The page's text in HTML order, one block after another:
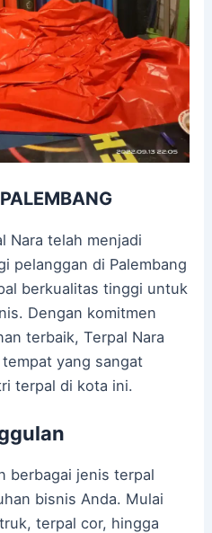
Nara telah menjadi
pelanggan di Palembang
berkualitas tinggi untuk
Dengan komitmen
terbaik, Terpal Nara
yang sangat
terpal di kota ini.
berbagai jenis terpal
bisnis Anda. Mulai
terpal cor, hingga